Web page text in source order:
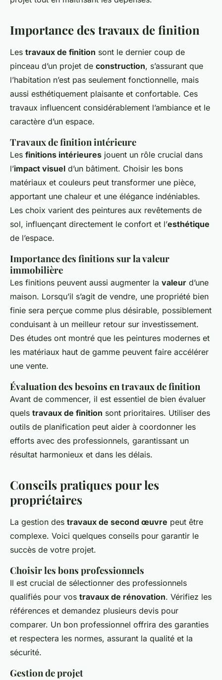
Importance des travaux de finition
Les travaux de finition sont le dernier coup de
pinceau d’un projet de construction, s’assurant que
l’habitation n’est pas seulement fonctionnelle, mais
aussi esthétiquement plaisante et confortable. Ces
travaux influencent considérablement l’ambiance et le
caractère d’un espace.
Travaux de finition intérieure
Les finitions intérieures jouent un rôle crucial dans
l’impact visuel d’un bâtiment. Choisir les bons
matériaux et couleurs peut transformer une pièce,
apportant une chaleur et une élégance indéniables.
Les choix varient des peintures aux revêtements de
sol, influençant directement le confort et l’esthétique
de l’espace.
Importance des finitions sur la valeur
immobilière
Les finitions peuvent aussi augmenter la valeur d’une
maison. Lorsqu’il s’agit de vendre, une propriété bien
finie sera perçue comme plus désirable, possiblement
conduisant à un meilleur retour sur investissement.
Des études ont montré que les peintures modernes et
les matériaux haut de gamme peuvent faire accélérer
une vente.
Évaluation des besoins en travaux de finition
Avant de commencer, il est essentiel de bien évaluer
quels travaux de finition sont prioritaires. Utiliser des
outils de planification peut aider à coordonner les
efforts avec des professionnels, garantissant un
résultat harmonieux et dans les délais.
Conseils pratiques pour les
propriétaires
La gestion des travaux de second œuvre peut être
complexe. Voici quelques conseils pour garantir le
succès de votre projet.
Choisir les bons professionnels
Il est crucial de sélectionner des professionnels
qualifiés pour vos travaux de rénovation. Vérifiez les
références et demandez plusieurs devis pour
comparer. Un bon professionnel offrira des garanties
et respectera les normes, assurant la qualité et la
sécurité.
Gestion de projet